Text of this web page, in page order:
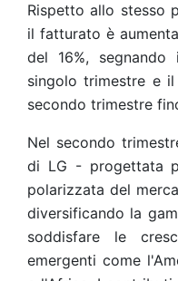
Rispetto allo stesso
il fatturato è
del 16%,
singolo trimestre e
secondo trimestre
Nel secondo
di LG - progettata
polarizzata del
diversificando la
soddisfare le
emergenti come